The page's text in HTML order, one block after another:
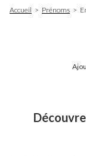
d'Ariane
Accueil Prénoms